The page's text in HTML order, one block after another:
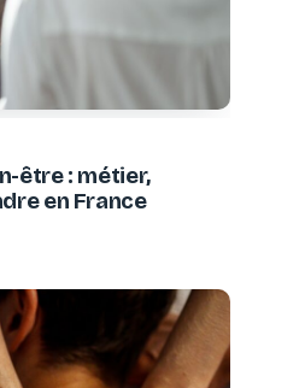
être : métier,
en France